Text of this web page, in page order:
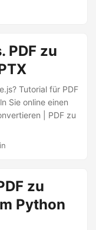
anpassen
wir, falls die
direkt in das
PDF zu
Tutorial für PDF
Sie online einen
| PDF zu
zu
Python